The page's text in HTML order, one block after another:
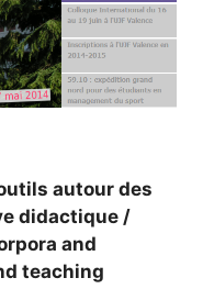
autour des
didactique /
and
teaching